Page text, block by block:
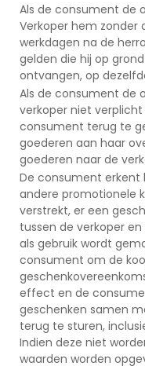
Als de consument de
Verkoper hem zonder
werkdagen na de
gelden die hij op
ontvangen, op
Als de consument de
verkoper niet
consument terug te
goederen aan haar
goederen naar de
De consument
andere promotionele
verstrekt, er een
tussen de verkoper
als gebruik wordt
consument om de
effect en de
geschenken samen
terug te sturen,
Indien deze niet
waarden worden